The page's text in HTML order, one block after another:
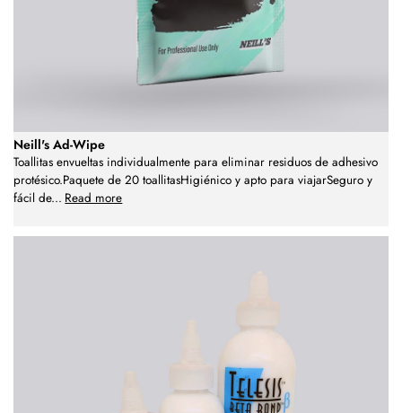
Neill's Ad-Wipe
Toallitas envueltas individualmente para eliminar residuos de adhesivo
protésico.Paquete de 20 toallitasHigiénico y apto para viajarSeguro y
fácil de... Read more